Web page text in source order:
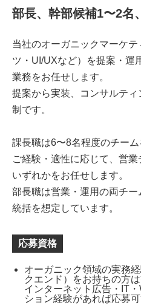
部長、幹部候補1〜2名
当社のオーガニックマーケ
ツ・UI/UXなど）を提案・運
業務をお任せします。
提案から実装、コンサルテ
制です。
課長職は6〜8名程度のチーム
ご経験・適性に応じて、営
いずれかをお任せします。
部長職は営業・運用の両チ
統括を想定しています。
応募資格
オーガニック領域の実務
クエンド）をお持ちの方
インターネット広告・IT
ション経験があれば応募可